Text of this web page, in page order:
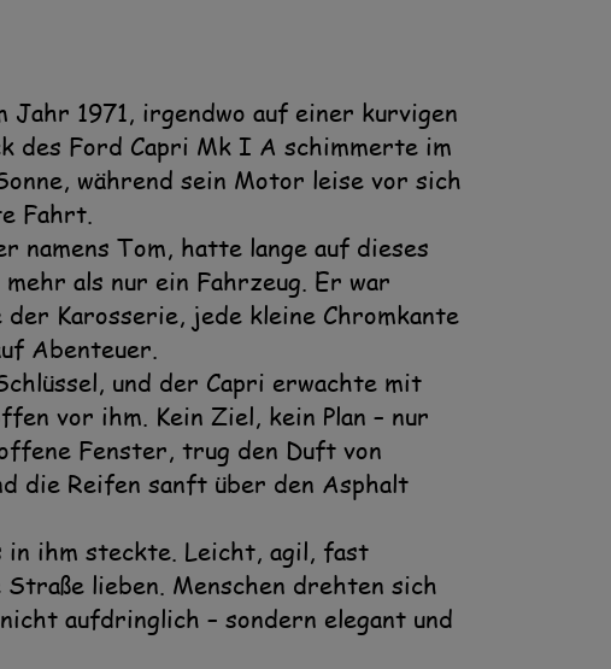
Jahr 1971, irgendwo auf einer kurvigen
des Ford Capri Mk I A schimmerte im
während sein Motor leise vor sich
Fahrt.
namens Tom, hatte lange auf dieses
als nur ein Fahrzeug. Er war
Karosserie, jede kleine Chromkante
Abenteuer.
und der Capri erwachte mit
vor ihm. Kein Ziel, kein Plan – nur
Fenster, trug den Duft von
die Reifen sanft über den Asphalt
in ihm steckte. Leicht, agil, fast
lieben. Menschen drehten sich
aufdringlich – sondern elegant und